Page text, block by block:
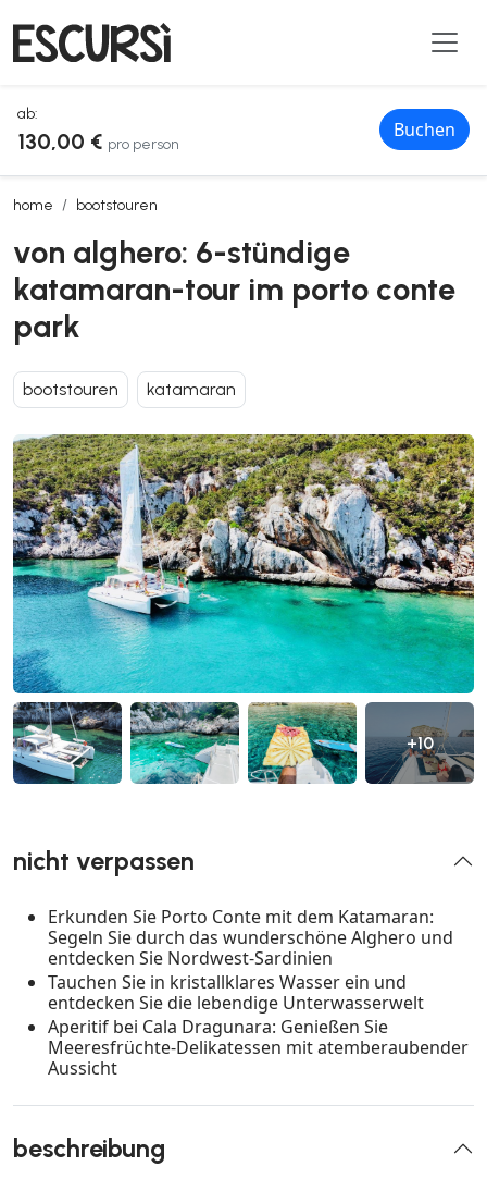
ab:
130,00 € pro person
Buchen
home bootstouren
von alghero: 6-stündige katamaran-tour im porto conte park
von alghero: 6-stündige
katamaran-tour im porto conte
park
bootstouren katamaran
+10
nicht verpassen
Erkunden Sie Porto Conte mit dem Katamaran:
Segeln Sie durch das wunderschöne Alghero und
entdecken Sie Nordwest-Sardinien
Tauchen Sie in kristallklares Wasser ein und
entdecken Sie die lebendige Unterwasserwelt
Aperitif bei Cala Dragunara: Genießen Sie
Meeresfrüchte-Delikatessen mit atemberaubender
Aussicht
beschreibung